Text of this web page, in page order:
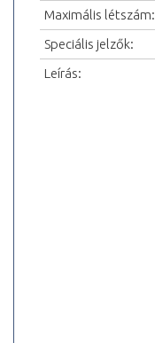
Maximális létszám:
Speciális jelzők:
Leírás: